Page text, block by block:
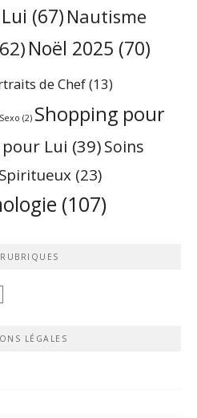
(67) Nautisme
Noël 2025 (70)
de Chef(13)
Sexo (2) Shopping pour
Lui (39)Soins
Spiritueux (23)
(107)
LÉGALES